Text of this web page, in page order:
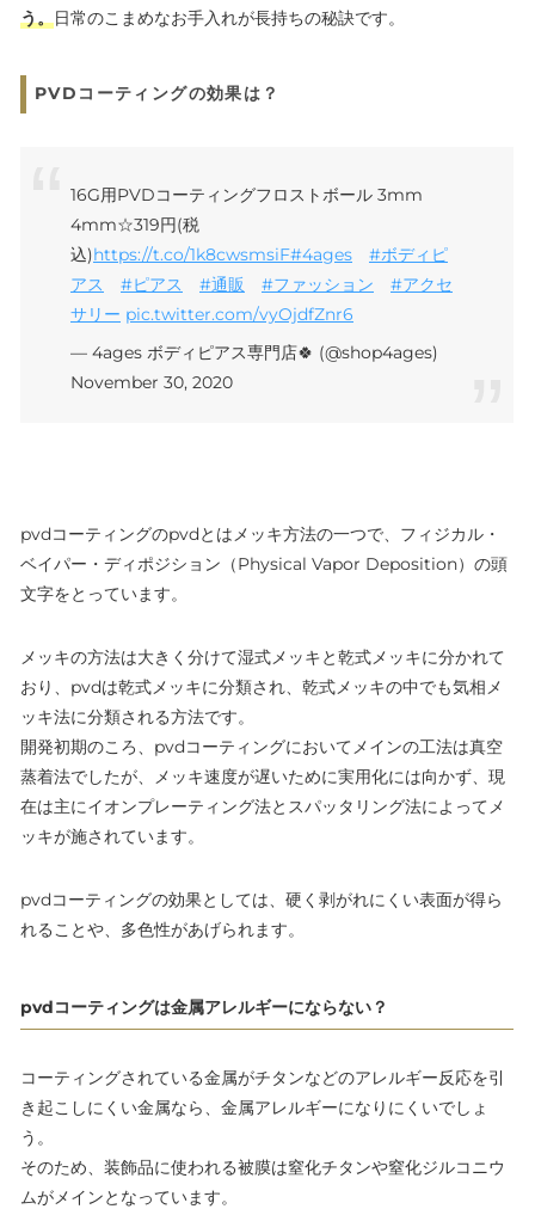
う。日常のこまめなお手入れが長持ちの秘訣です。
PVDコーティングの効果は？
16G用PVDコーティングフロストボール 3mm
4mm☆319円(税
込)https://t.co/1k8cwsmsiF#4ages
#ボディピ
アス
#ピアス #通販 #ファッション
#アクセ
サリー pic.twitter.com/vyOjdfZnr6
— 4ages ボディピアス専門店🍀 (@shop4ages)
November 30, 2020
pvdコーティングのpvdとはメッキ方法の一つで、フィジカル・
ベイパー・ディポジション（Physical Vapor Deposition）の頭
文字をとっています。
メッキの方法は大きく分けて湿式メッキと乾式メッキに分かれて
おり、pvdは乾式メッキに分類され、乾式メッキの中でも気相メ
ッキ法に分類される方法です。
開発初期のころ、pvdコーティングにおいてメインの工法は真空
蒸着法でしたが、メッキ速度が遅いために実用化には向かず、現
在は主にイオンプレーティング法とスパッタリング法によってメ
ッキが施されています。
pvdコーティングの効果としては、硬く剥がれにくい表面が得ら
れることや、多色性があげられます。
pvdコーティングは金属アレルギーにならない？
コーティングされている金属がチタンなどのアレルギー反応を引
き起こしにくい金属なら、金属アレルギーになりにくいでしょ
う。
そのため、装飾品に使われる被膜は窒化チタンや窒化ジルコニウ
ムがメインとなっています。